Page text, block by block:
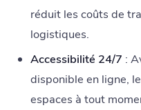
réduit les coûts de
logistiques.
Accessibilité 24/7 :
disponible en ligne,
espaces à tout